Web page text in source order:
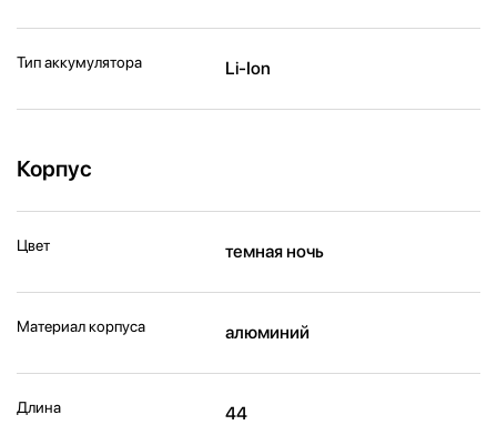
Тип аккумулятора Li-Ion
Корпус
Цвет темная ночь
Материал корпуса алюминий
Длина 44